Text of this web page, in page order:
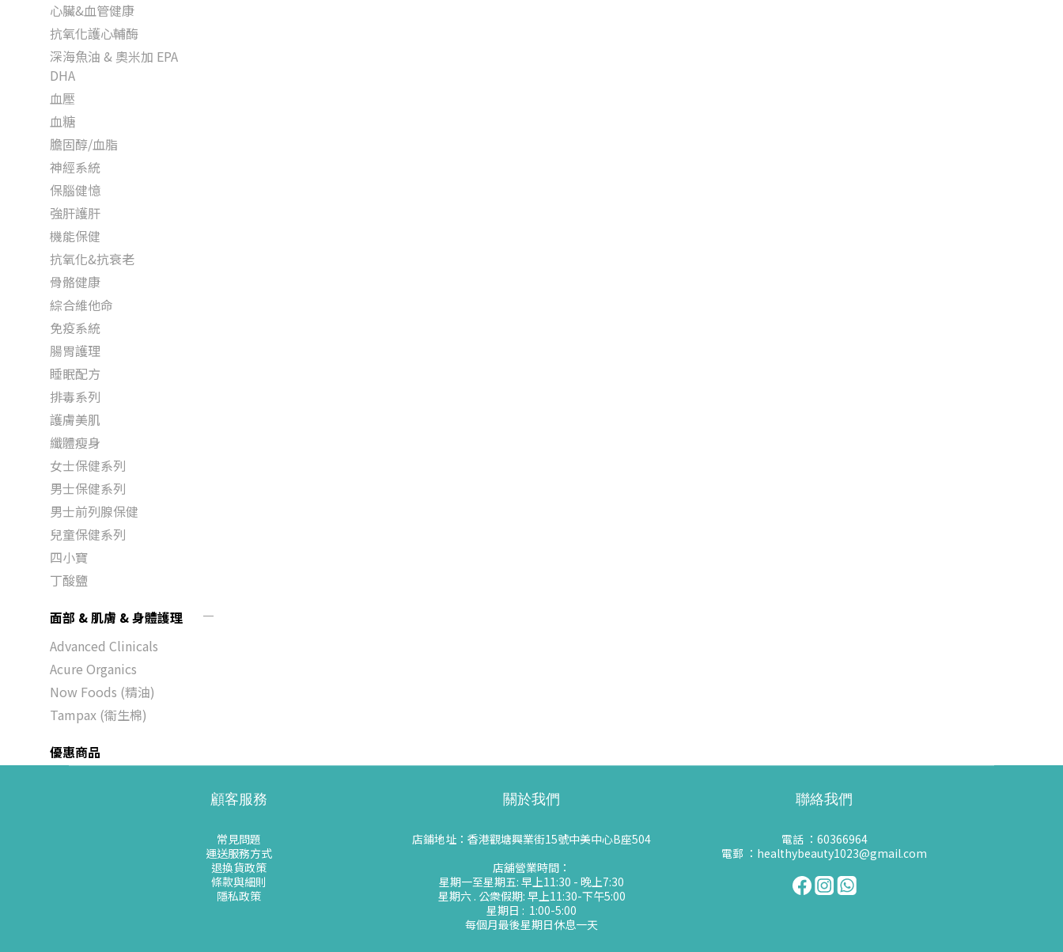
心臟&血管健康
抗氧化護心輔酶
深海魚油 & 奧米加 EPA
DHA
血壓
血糖
膽固醇/血脂
神經系統
保腦健憶
強肝護肝
機能保健
抗氧化&抗衰老
骨骼健康
綜合維他命
免疫系統
腸胃護理
睡眠配方
排毒系列
護膚美肌
纖體瘦身
女士保健系列
男士保健系列
男士前列腺保健
兒童保健系列
四小寶
丁酸鹽
面部 & 肌膚 & 身體護理
Advanced Clinicals
Acure Organics
Now Foods (精油)
Tampax (衞生棉)
優惠商品
顧客服務
常見問題
運送服務方式
退換貨政策
條款與細則
隱私政策
關於我們
店鋪地址：香港觀塘興業街15號中美中心B座504
店舖營業時間：
星期一至星期五: 早上11:30 - 晚上7:30
星期六 . 公衆假期: 早上11:30-下午5:00
星期日 : 1:00-5:00
每個月最後星期日休息一天
聯絡我們
電話 ：60366964
電郵 ：healthybeauty1023@gmail.com